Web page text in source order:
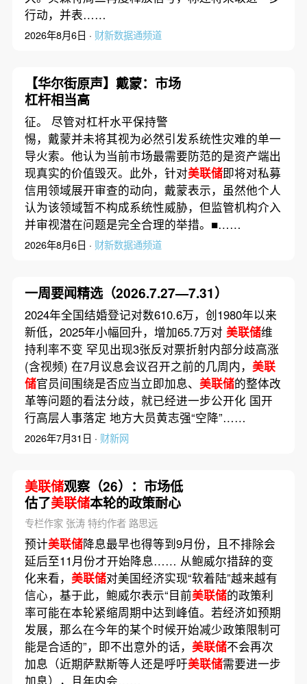
行动，并表……
2026年8月6日 · 财新数据通频道
【华尔街原声】戴蒙：市场
杠杆相当高
征。 尽管对杠杆水平保持警
惕，戴蒙并未将其视为必然引发系统性灾难的单一
导火索。他认为当前市场最需要防范的是资产端出
现真实的价值毁灭。此外，针对美联储即将对私募
信用领域展开审查的动向，戴蒙表示，虽然他个人
认为该领域暂不构成系统性威胁，但监管机构介入
并审视潜在问题是完全合理的举措。■……
2026年8月6日 · 财新数据通频道
一周要闻精选（2026.7.27—7.31）
2024年全国结婚登记对数610.6万，创1980年以来
新低，2025年小幅回升，增加65.7万对 美联储维
持利率不变 罕见出现3张反对票折射内部分歧高涨
(含视频) 在7月议息会议召开之前的几周内， 美联
储官员间围绕是否应当立即加息、 美联储的整体改
革等问题的看法分歧，就已经进一步公开化 国开
行高层人事落定 地方大员黄志强“空降”……
2026年7月31日 · 财新网
美联储观察（26）：市场低
估了美联储本轮的政策耐心
专栏作家 张涛 特约作者 路思远
预计美联储降息最早也得等到9月份，且不排除会
延后至11月份才开始降息…… 从鲍威尔措辞的变
化来看， 美联储对美国经济实现“软着陆”越来越有
信心，基于此，鲍威尔表示“目前美联储的政策利
率可能在本轮紧缩周期中达到峰值。若经济如预期
发展，那么在今年的某个时候开始减少政策限制可
能是合适的”，即不出意外的话， 美联储不会再次
加息（近期萨默斯等人还是呼吁美联储需要进一步